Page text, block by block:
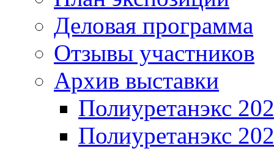
Деловая программа
Отзывы участников
Архив выставки
Полиуретанэкс
Полиуретанэкс